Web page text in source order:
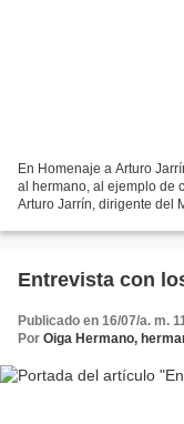
En Homenaje a Arturo
al hermano, al ejemplo de
Arturo Jarrín, dirigente del
Entrevista con
Publicado en 16/07/a. m.
Por Oiga Hermano,